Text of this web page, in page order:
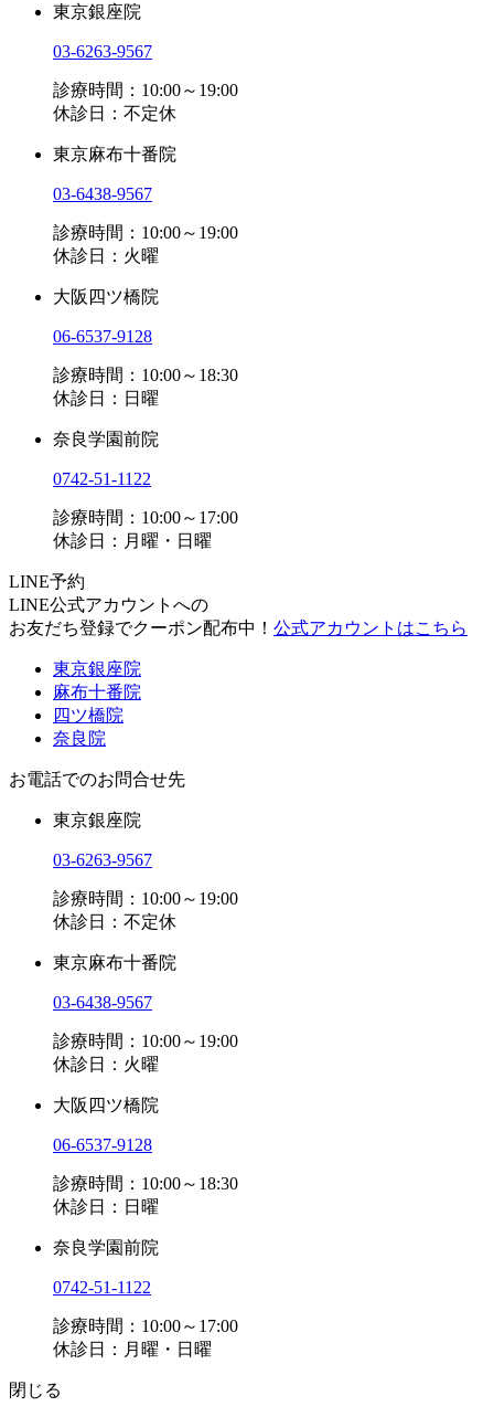
東京銀座院
03-6263-9567
診療時間：10:00～19:00
休診日：不定休
東京麻布十番院
03-6438-9567
診療時間：10:00～19:00
休診日：火曜
大阪四ツ橋院
06-6537-9128
診療時間：10:00～18:30
休診日：日曜
奈良学園前院
0742-51-1122
診療時間：10:00～17:00
休診日：月曜・日曜
LINE予約
LINE公式アカウントへの
お友だち登録でクーポン配布中！ 公式アカウントはこちら
東京銀座院
麻布十番院
四ツ橋院
奈良院
お電話でのお問合せ先
東京銀座院
03-6263-9567
診療時間：10:00～19:00
休診日：不定休
東京麻布十番院
03-6438-9567
診療時間：10:00～19:00
休診日：火曜
大阪四ツ橋院
06-6537-9128
診療時間：10:00～18:30
休診日：日曜
奈良学園前院
0742-51-1122
診療時間：10:00～17:00
休診日：月曜・日曜
閉じる